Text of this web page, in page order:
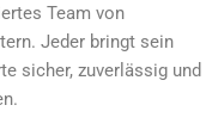
Team von
Jeder bringt sein
sicher, zuverlässig und